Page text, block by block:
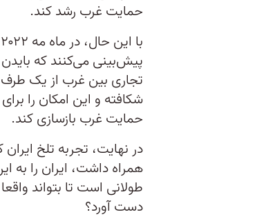
حمایت غرب رشد کند.
پیش‌بینی می‌کنند که
تجاری بین غرب از یک طرف
شکافته و این امکان را
حمایت غرب بازسازی کند.
در نهایت، تجربه تلخ ایران
همراه داشت، ایران را به
طولانی است تا بتواند
دست آورد؟